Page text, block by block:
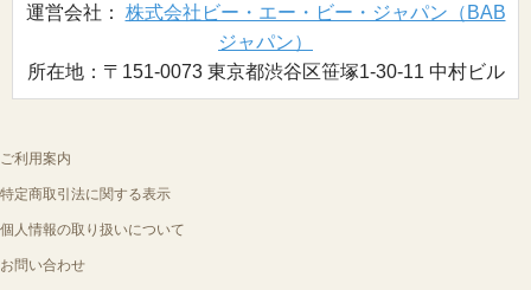
運営会社： 株式会社ビー・エー・ビー・ジャパン（BAB
ジャパン）
所在地：〒151-0073 東京都渋谷区笹塚1-30-11 中村ビル
ご利用案内
特定商取引法に関する表示
個人情報の取り扱いについて
お問い合わせ